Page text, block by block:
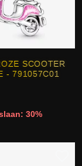
SCOOTER
- 791057C01
30%